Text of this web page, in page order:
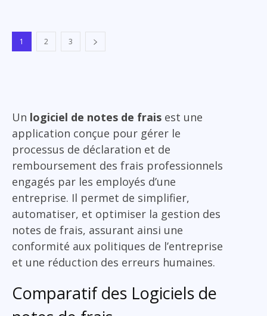
1 2 3
Un logiciel de notes de frais est une
application conçue pour gérer le
processus de déclaration et de
remboursement des frais professionnels
engagés par les employés d’une
entreprise. Il permet de simplifier,
automatiser, et optimiser la gestion des
notes de frais, assurant ainsi une
conformité aux politiques de l’entreprise
et une réduction des erreurs humaines.
Comparatif des Logiciels de